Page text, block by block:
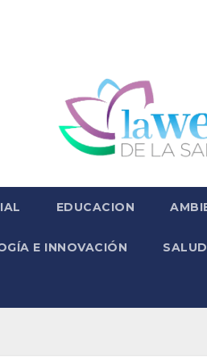
EDUCACION
E INNOVACIÓN